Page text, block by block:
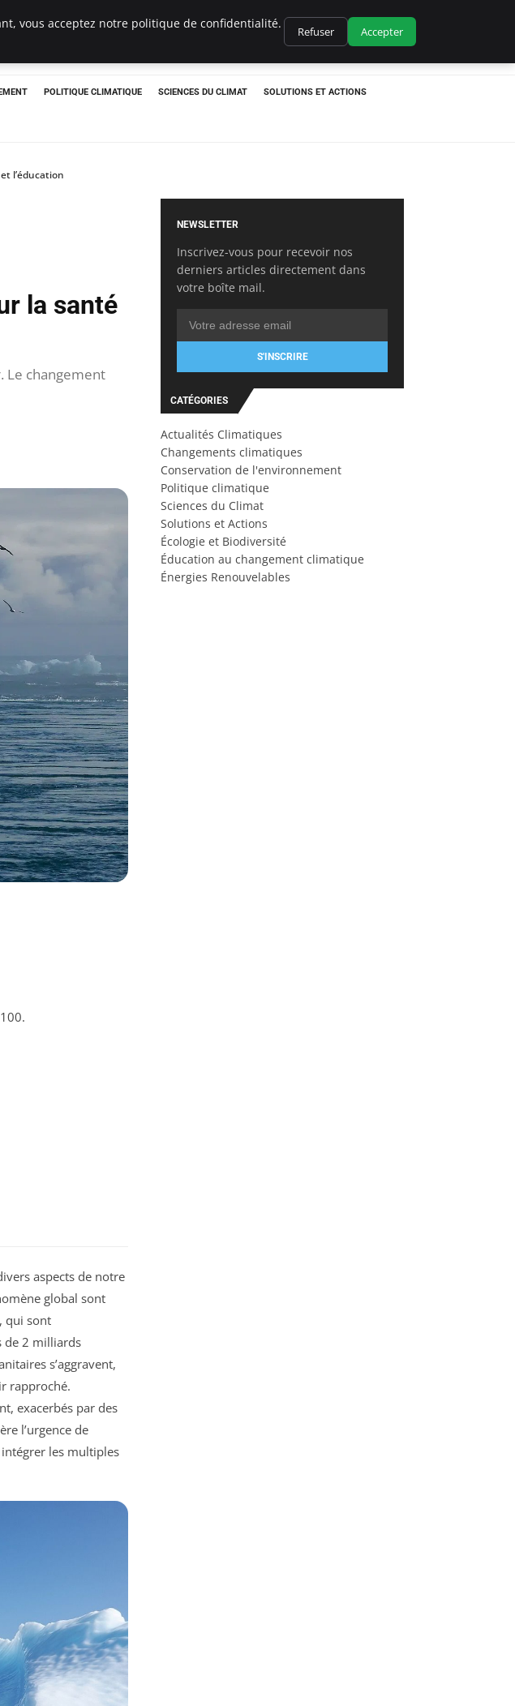
POLITIQUE CLIMATIQUE SCIENCES DU CLIMAT SOLUTIONS ET ACTIONS
l’éducation
la santé
Le changement
aspects de notre
global sont
qui sont
de 2 milliards
s’aggravent,
rapproché.
exacerbés par des
l’urgence de
les multiples
NEWSLETTER
Inscrivez-vous pour recevoir nos
derniers articles directement dans
votre boîte mail.
S'INSCRIRE
CATÉGORIES
Actualités Climatiques
Changements climatiques
Conservation de l'environnement
Politique climatique
Sciences du Climat
Solutions et Actions
Écologie et Biodiversité
Éducation au changement climatique
Énergies Renouvelables
vous acceptez notre politique de confidentialité.
Refuser Accepter